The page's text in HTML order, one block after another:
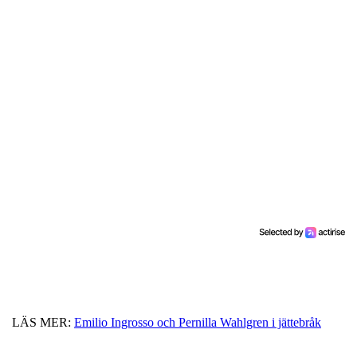
LÄS MER: Emilio Ingrosso och Pernilla Wahlgren i jättebråk